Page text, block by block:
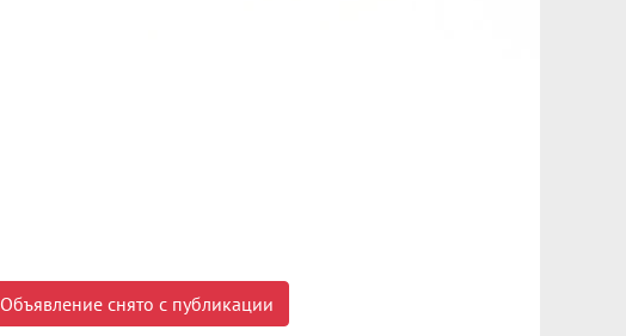
Объявление снято с публикации